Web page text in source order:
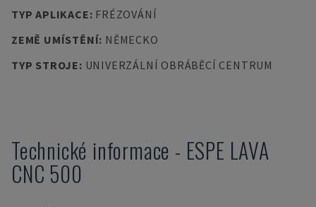
TYP APLIKACE: FRÉZOVÁNÍ
ZEMĚ UMÍSTĚNÍ: NĚMECKO
TYP STROJE: UNIVERZÁLNÍ OBRÁBĚCÍ CENTRUM
Technické informace - ESPE LAVA
CNC 500